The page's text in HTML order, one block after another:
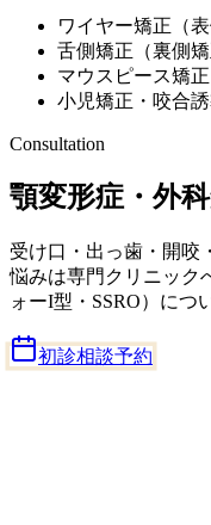
ワイヤー矯正（表
舌側矯正（裏側矯
マウスピース矯正
小児矯正・咬合
Consultation
顎変形症・外
受け口・出っ歯・開咬
悩みは専門クリニック
ォーI型・SSRO）につ
初診相談予約